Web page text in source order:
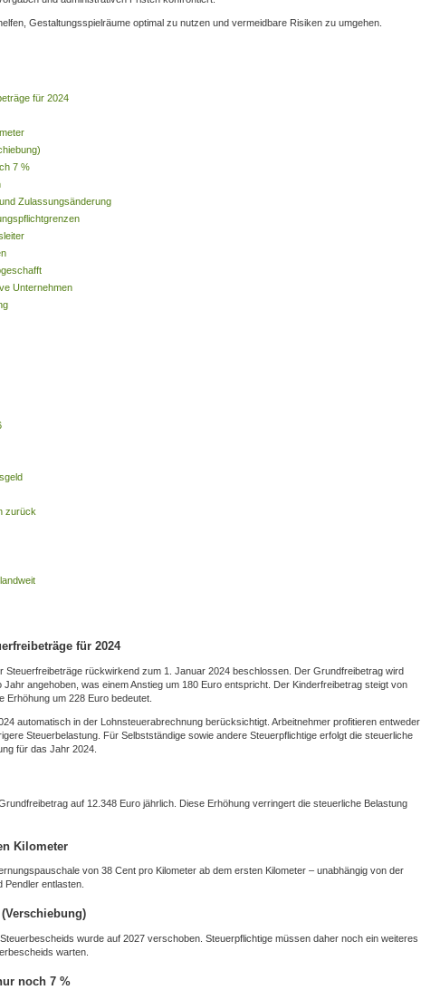
Gestaltungsspielräume optimal zu nutzen und vermeidbare Risiken zu umgehen.
für 2024
7 %
Zulassungsänderung
Unternehmen
zurück
für 2024
Steuerfreibeträge rückwirkend zum 1. Januar 2024 beschlossen. Der Grundfreibetrag wird
angehoben, was einem Anstieg um 180 Euro entspricht. Der Kinderfreibetrag steigt von
Erhöhung um 228 Euro bedeutet.
automatisch in der Lohnsteuerabrechnung berücksichtigt. Arbeitnehmer profitieren entweder
Steuerbelastung. Für Selbstständige sowie andere Steuerpflichtige erfolgt die steuerliche
für das Jahr 2024.
auf 12.348 Euro jährlich. Diese Erhöhung verringert die steuerliche Belastung
Kilometer
von 38 Cent pro Kilometer ab dem ersten Kilometer – unabhängig von der
Pendler entlasten.
wurde auf 2027 verschoben. Steuerpflichtige müssen daher noch ein weiteres
warten.
noch 7 %